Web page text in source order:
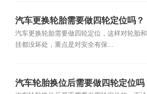
汽车更换轮胎需要做四轮定位吗？
汽车更换轮胎需要做四轮定位，这样对轮胎
挂都没坏处，重点是对安全有保...
汽车轮胎换位后需要做四轮定位吗